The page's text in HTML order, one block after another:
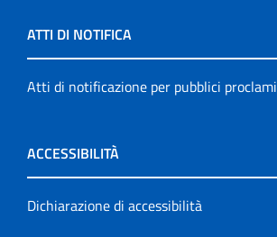
ATTI DI NOTIFICA
Atti di notificazione per pubblici proclami
ACCESSIBILITÀ
Dichiarazione di accessibilità